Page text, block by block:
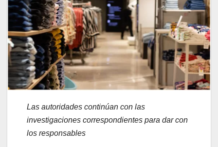
Las autoridades continúan con las
investigaciones correspondientes para dar con
los responsables